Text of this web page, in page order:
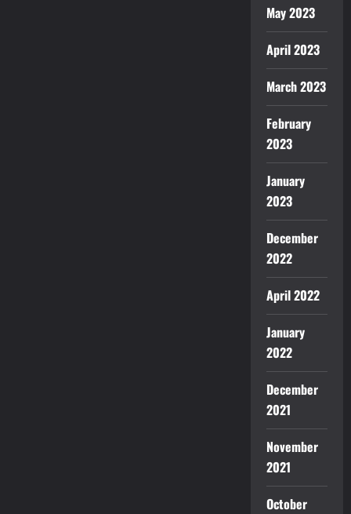
May 2023
April 2023
March 2023
February
2023
January
2023
December
2022
April 2022
January
2022
December
2021
November
2021
October